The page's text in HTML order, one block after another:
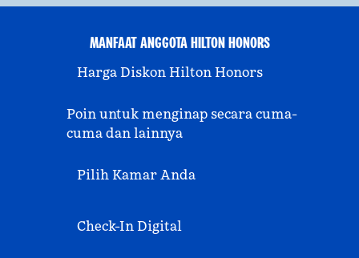
MANFAAT ANGGOTA HILTON HONORS
Harga Diskon Hilton Honors
Poin untuk menginap secara cuma-
cuma dan lainnya
Pilih Kamar Anda
Check-In Digital